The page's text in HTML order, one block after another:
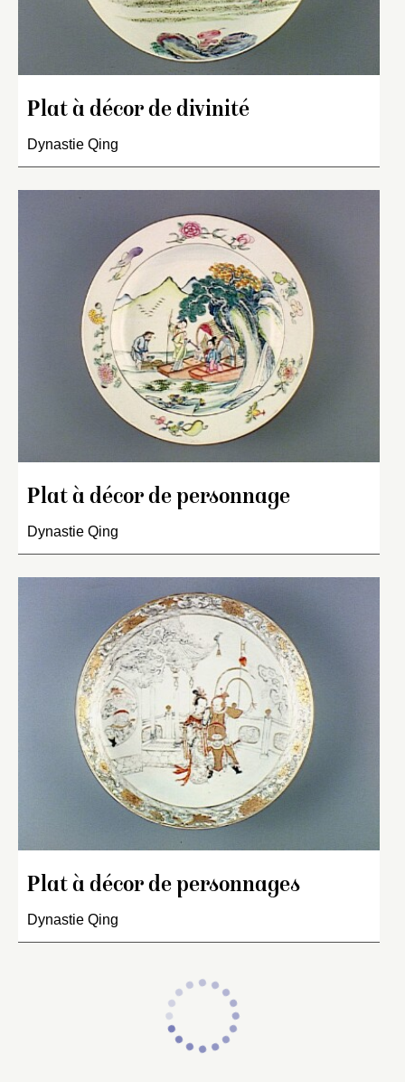
Plat à décor de divinité
Dynastie Qing
Plat à décor de personnage
Dynastie Qing
Plat à décor de personnages
Dynastie Qing